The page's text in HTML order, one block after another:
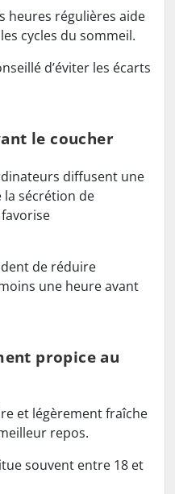
heures régulières aide
cycles du sommeil.
d’éviter les écarts
le coucher
diffusent une
sécrétion de
de réduire
une heure avant
propice au
et légèrement fraîche
repos.
souvent entre 18 et